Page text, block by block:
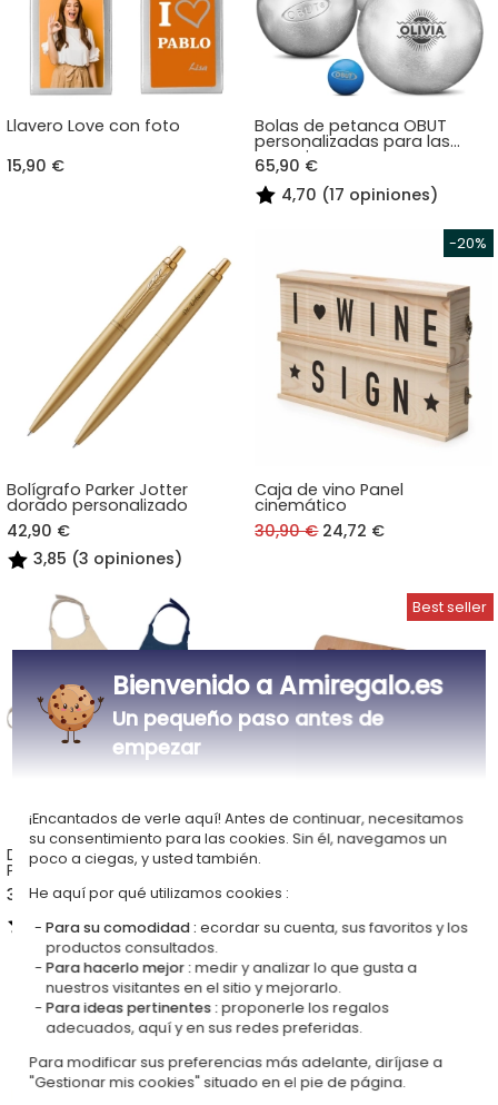
Llavero Love con foto
15,90 €
Bolas de petanca OBUT
personalizadas para las
vacaciones
65,90 €
4,70 (17 opiniones)
Bolígrafo Parker Jotter
dorado personalizado
42,90 €
3,85 (3 opiniones)
Caja de vino Panel
cinemático
30,90 €24,72 €
Delantal 100% Algodón
Personalizado Sello en Color
30,90 €
5,00 (4 opiniones)
Lámpara en forma de libro
con marco y texto
42,90 €
4,70 (5 opiniones)
Bienvenido a Amiregalo.es
Un pequeño paso antes de
empezar
¡Encantados de verle aquí! Antes de continuar, necesitamos
su consentimiento para las cookies. Sin él, navegamos un
poco a ciegas, y usted también.
He aquí por qué utilizamos cookies :
Para su comodidad : ecordar su cuenta, sus favoritos y los
productos consultados.
Para hacerlo mejor :medir y analizar lo que gusta a
nuestros visitantes en el sitio y mejorarlo.
Para ideas pertinentes :proponerle los regalos
adecuados, aquí y en sus redes preferidas.
Para modificar sus preferencias más adelante, diríjase a
"Gestionar mis cookies" situado en el pie de página.